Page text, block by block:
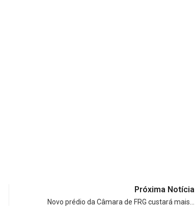
Próxima Notícia
Novo prédio da Câmara de FRG custará mais…